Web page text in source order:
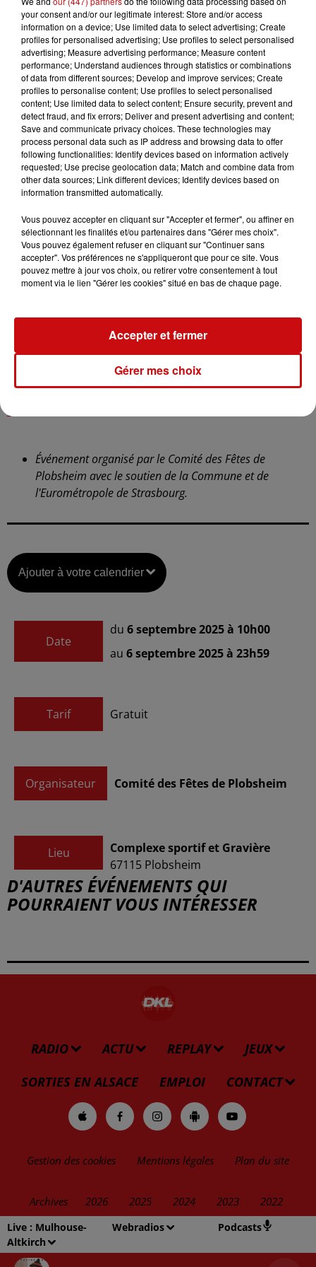
Live : Mulhouse-
Altkirch
Webradios Podcasts
- Sentier pieds nus et nombreuses autres animations
- Contes musicaux
- Initiations et démonstrations sportives (dont yoga et
beach hand sur pré-inscription :plobsheim.fr)
- Location et marquage des vélos
- ...
UNE SOIREE FESTIVE
19h : Tombola gratuite sur inscription (plobsheim.fr
Barbecue et tartes flambées
21h : Open Air avec DJ von der Alm - Entrée libre
LISTE DE TOUTES LES ANIMATIONS, MODALITES ET
https://www.plobsheim.fr/manifestation/nature-en-
fete/
Événement organisé par le Comité des Fêtes de
Plobsheim avec le soutien de la Commune et de
l'Eurométropole de Strasbourg.
Ajouter à votre calendrier
Date
du 6 septembre 2025 à 10h00
au 6 septembre 2025 à 23h59
Tarif Gratuit
Organisateur Comité des Fêtes de Plobsheim
Lieu
Complexe sportif et Gravière
67115 Plobsheim
D'AUTRES ÉVÉNEMENTS QUI
POURRAIENT VOUS INTÉRESSER
RADIO ACTU REPLAY
JEUX
SORTIES EN ALSACE
EMPLOI CONTACT
Gestion des cookies Mentions légales Plan du site
Archives 2026 2025 2024 2023 2022
your consent and/or our legitimate interest: Store and/or access
information on a device; Use limited data to select advertising; Create
profiles for personalised advertising; Use profiles to select personalised
advertising; Measure advertising performance; Measure content
performance; Understand audiences through statistics or combinations
of data from different sources; Develop and improve services; Create
profiles to personalise content; Use profiles to select personalised
content; Use limited data to select content; Ensure security, prevent and
detect fraud, and fix errors; Deliver and present advertising and content;
Save and communicate privacy choices. These technologies may
process personal data such as IP address and browsing data to offer
following functionalities: Identify devices based on information actively
requested; Use precise geolocation data; Match and combine data from
other data sources; Link different devices; Identify devices based on
information transmitted automatically.
Vous pouvez accepter en cliquant sur "Accepter et fermer", ou affiner en
sélectionnant les finalités et/ou partenaires dans "Gérer mes choix".
Vous pouvez également refuser en cliquant sur "Continuer sans
accepter". Vos préférences ne s'appliqueront que pour ce site. Vous
pouvez mettre à jour vos choix, ou retirer votre consentement à tout
moment via le lien "Gérer les cookies" situé en bas de chaque page.
Gérer mes choix
Accepter et fermer